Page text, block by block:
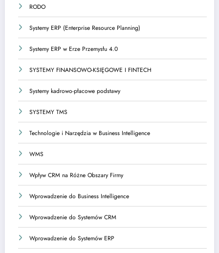
RODO
Systemy ERP (Enterprise Resource Planning)
Systemy ERP w Erze Przemysłu 4.0
SYSTEMY FINANSOWO-KSIĘGOWE I FINTECH
Systemy kadrowo-płacowe podstawy
SYSTEMY TMS
Technologie i Narzędzia w Business Intelligence
WMS
Wpływ CRM na Różne Obszary Firmy
Wprowadzenie do Business Intelligence
Wprowadzenie do Systemów CRM
Wprowadzenie do Systemów ERP